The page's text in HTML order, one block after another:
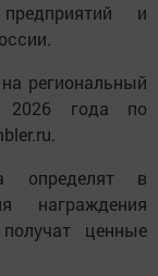
и
региональный
года по
определят в
награждения
ценные